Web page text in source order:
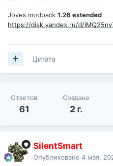
Joves modpack 1.26 extended
https://disk.yandex.ru/d/
Цитата
Ответов
61
Создана
2 г.
SilentSmart
Опубликовано 4 мая,